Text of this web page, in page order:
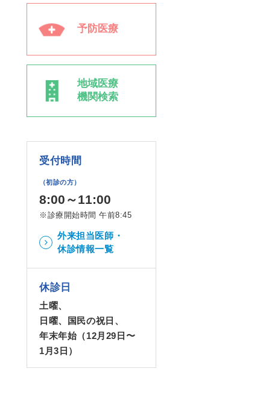
予防医療
地域医療
機関検索
受付時間
（初診の方）
8:00～11:00
※診療開始時間 午前8:45
外来担当医師・
休診情報一覧
休診日
土曜、
日曜、国民の祝日、
年末年始（12月29日〜
1月3日）